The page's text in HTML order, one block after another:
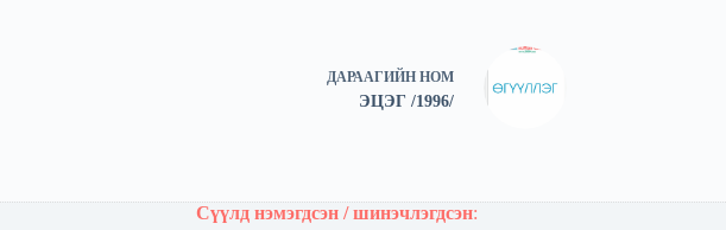
ДАРААГИЙН НОМ
ЭЦЭГ /1996/
Сүүлд нэмэгдсэн / шинэчлэгдсэн: